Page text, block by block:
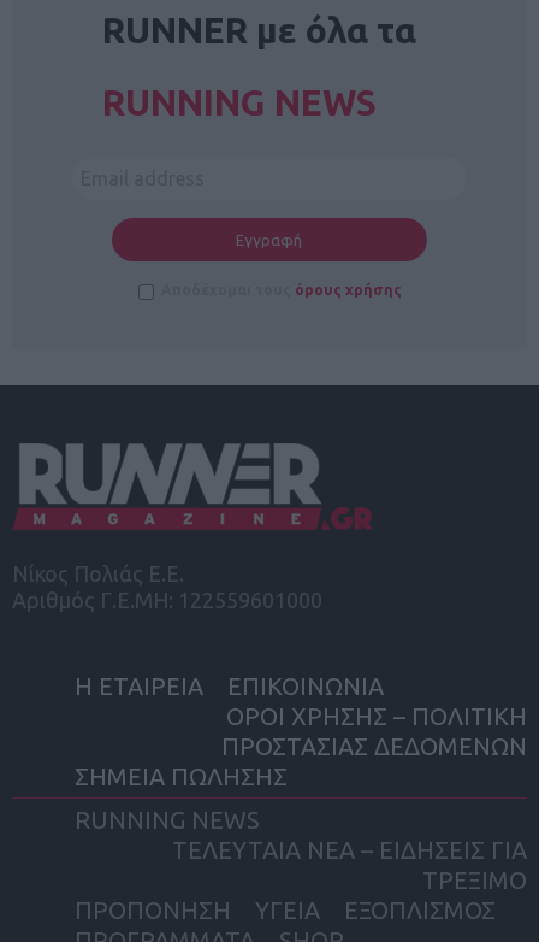
RUNNER με όλα τα
RUNNING NEWS
όρους χρήσης
Νίκος Πολιάς Ε.Ε.
Αριθμός Γ.Ε.ΜΗ: 122559601000
Η ΕΤΑΙΡΕΙΑ
ΕΠΙΚΟΙΝΩΝΙΑ
ΟΡΟΙ ΧΡΗΣΗΣ – ΠΟΛΙΤΙΚΗ
ΠΡΟΣΤΑΣΙΑΣ ΔΕΔΟΜΕΝΩΝ
ΣΗΜΕΙΑ ΠΩΛΗΣΗΣ
RUNNING NEWS
ΤΕΛΕΥΤΑΙΑ ΝΕΑ – ΕΙΔΗΣΕΙΣ ΓΙΑ
ΤΡΕΞΙΜΟ
ΠΡΟΠΟΝΗΣΗ
ΥΓΕΙΑ
ΕΞΟΠΛΙΣΜΟΣ